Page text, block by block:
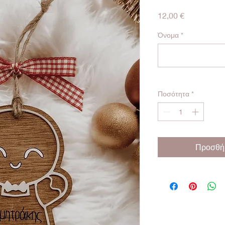
12,00 €Τιμή
Όνομα *
Ποσότητα *